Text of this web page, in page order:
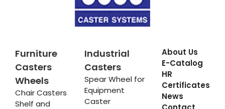
Furniture
Casters
Wheels
Chair Casters
Shelf and
Industrial
Casters
Spear Wheel for
Equipment
Caster
About Us
E-Catalog
HR
Certificates
News